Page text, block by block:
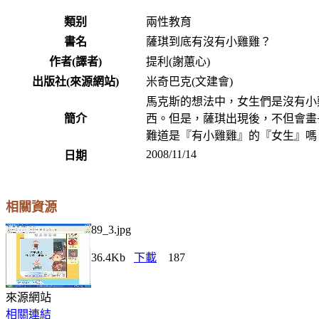
類别
兩性教育
書名
薩琪到底有沒有小雞雞？
作者(譯者)
提利(謝蕙心)
出版社(來源網站)
米奇巴克(文建會)
簡介
馬克斯的想法中，女生們是沒有
西。但是，薩琪出現後，不但會
難道是『有小雞雞』的『女生』
日期
2008/11/14
相關資源
89_3.jpg
36.4Kb 下載 187
來源網站
相關連結